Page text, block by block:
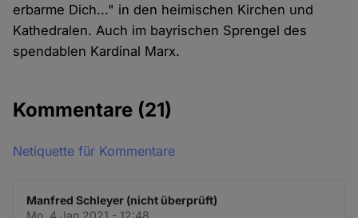
erbarme Dich..." in den heimischen Kirchen und
Kathedralen. Auch im bayrischen Sprengel des
spendablen Kardinal Marx.
Kommentare (21)
Netiquette für Kommentare
Manfred Schleyer (nicht überprüft)
Mo. 4 Jan 2021 - 12:48